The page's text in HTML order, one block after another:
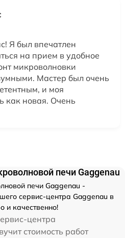
Я был впечатлен
на прием в удобное
микроволновки
Мастер был очень
и моя
как новая. Очень
печи Gaggenau
печи Gaggenau -
сервис-центра Gaggenau в
и качественно!
центра
стоимость работ